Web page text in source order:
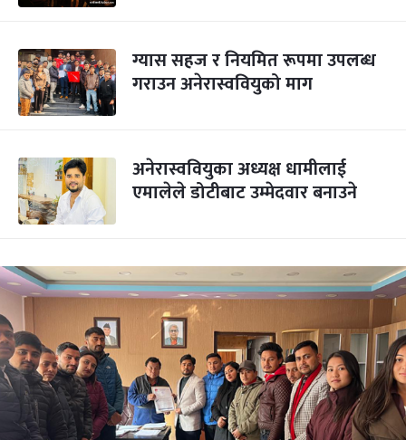
ग्यास सहज र नियमित रूपमा उपलब्ध
गराउन अनेरास्ववियुको माग
अनेरास्ववियुका अध्यक्ष धामीलाई
एमालेले डोटीबाट उम्मेदवार बनाउने